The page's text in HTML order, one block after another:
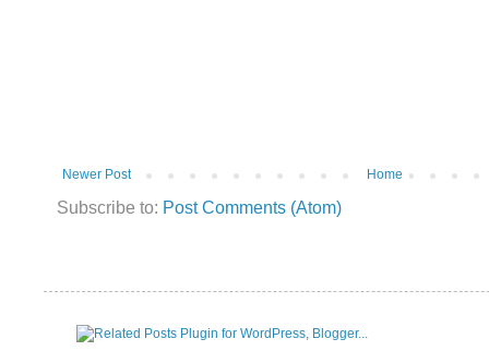
Newer Post Home
Subscribe to: Post Comments (Atom)